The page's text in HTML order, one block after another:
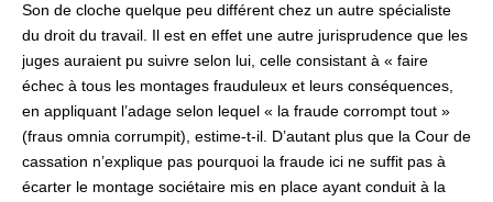
Son de cloche quelque peu différent chez un autre spécialiste
du droit du travail. Il est en effet une autre jurisprudence que les
juges auraient pu suivre selon lui, celle consistant à « faire
échec à tous les montages frauduleux et leurs conséquences,
en appliquant l’adage selon lequel « la fraude corrompt tout »
(fraus omnia corrumpit), estime-t-il. D’autant plus que la Cour de
cassation n’explique pas pourquoi la fraude ici ne suffit pas à
écarter le montage sociétaire mis en place ayant conduit à la